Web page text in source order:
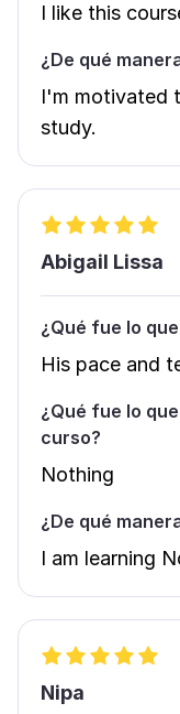
I like this
¿De qué
I'm motivated
study.
Abigail Lissa
¿Qué fue lo
His pace and
¿Qué fue lo
curso?
Nothing
¿De qué
I am learning
Nipa